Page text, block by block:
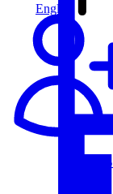
جديد
English